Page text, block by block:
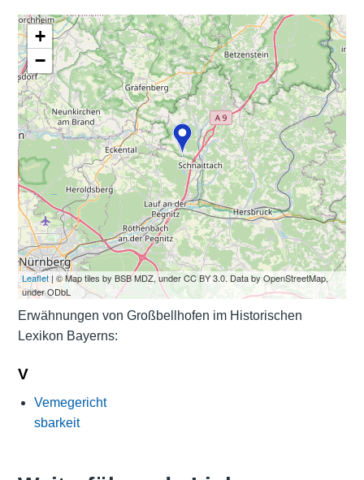
+
−
Leaflet| © Map tiles by BSB MDZ, under CC BY 3.0. Data by OpenStreetMap,
under ODbL
Erwähnungen von Großbellhofen im Historischen
Lexikon Bayerns:
V
Vemegericht
sbarkeit